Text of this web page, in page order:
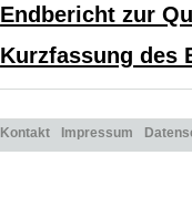
Endbericht zur
Kurzfassung des
Kontakt Impressum